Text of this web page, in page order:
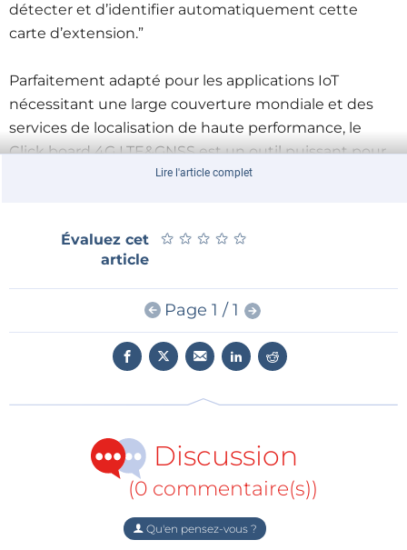
détecter et d’identifier automatiquement cette
carte d’extension.”
Parfaitement adapté pour les applications IoT
nécessitant une large couverture mondiale et des
services de localisation de haute performance, le
Click board 4G LTE&GNSS est un outil puissant pour
les développeurs dans les domaines du suivi et de la
Le 4G LTE&GNSS Click est entièrement compatible
avec le socket mikroBUS et peut être utilisé sur tout
système hôte qui supporte la norme mikroBUS. Il est
fourni avec les bibliothèques open-source mikroSDK,
offrant une flexibilité sans précédent pour
l’évaluation et la personnalisation.
MIKROE
Lire l'article complet
Évaluez cet
article
★ ★ ★ ★ ★
★ ★ ★ ★ ★
Page 1 / 1
Discussion
(0 commentaire(s))
Qu'en pensez-vous ?